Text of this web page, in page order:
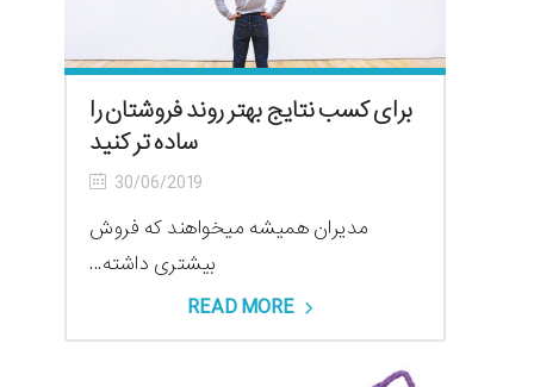
برای کسب نتایج بهتر روند فروشتان را
ساده تر کنید
30/06/2019
مدیران همیشه میخواهند که فروش
بیشتری داشته...
READ MORE